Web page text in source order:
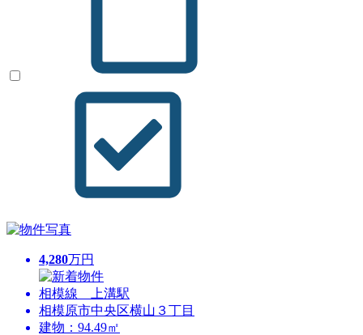
4,280万円
相模線 上溝駅
相模原市中央区横山３丁目
建物：94.49㎡